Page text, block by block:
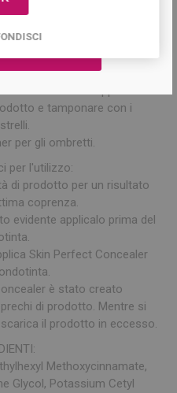
Double Brush dal lato più
sulla palpebra inferiore,
le occhiaie.
imperfezioni come brufoletti,
e tamponare con i
per gli ombretti.
per l'utilizzo:
di prodotto per un risultato
coprenza.
evidente applicalo prima del
Skin Perfect Concealer
è stato creato
di prodotto. Mentre si
il prodotto in eccesso.
Methoxycinnamate,
Glycol, Potassium Cetyl